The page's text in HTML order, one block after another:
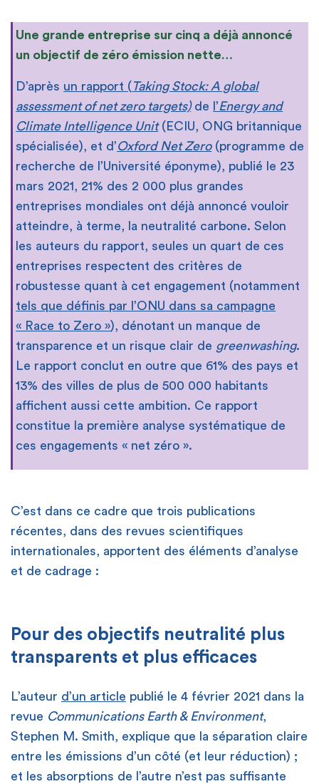
Une grande entreprise sur cinq a déjà annoncé
un objectif de zéro émission nette…
D’après un rapport ( Taking Stock: A global
assessment of net zero targets)de l’Energy and
Climate Intelligence Unit(ECIU, ONG britannique
spécialisée), et d’Oxford Net Zero(programme de
recherche de l’Université éponyme), publié le 23
mars 2021, 21% des 2 000 plus grandes
entreprises mondiales ont déjà annoncé vouloir
atteindre, à terme, la neutralité carbone. Selon
les auteurs du rapport, seules un quart de ces
entreprises respectent des critères de
robustesse quant à cet engagement (notamment
tels que définis par l’ONU dans sa campagne
« Race to Zero »), dénotant un manque de
transparence et un risque clair de greenwashing.
Le rapport conclut en outre que 61% des pays et
13% des villes de plus de 500 000 habitants
affichent aussi cette ambition. Ce rapport
constitue la première analyse systématique de
ces engagements « net zéro ».
C’est dans ce cadre que trois publications
récentes, dans des revues scientifiques
internationales, apportent des éléments d’analyse
et de cadrage :
Pour des objectifs neutralité plus
transparents et plus efficaces
L’auteur d’un article publié le 4 février 2021 dans la
revue Communications Earth & Environment,
Stephen M. Smith, explique que la séparation claire
entre les émissions d’un côté (et leur réduction) ;
et les absorptions de l’autre n’est pas suffisante